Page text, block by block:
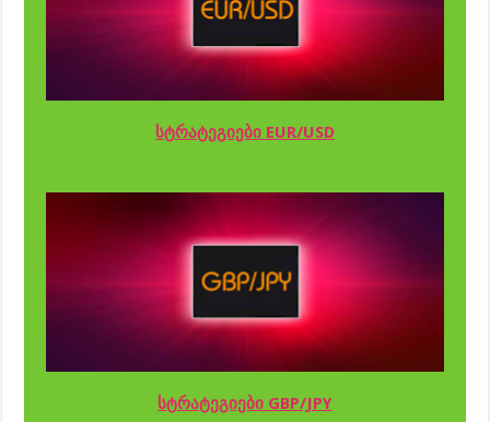
სტრატეგიები EUR/USD
სტრატეგიები GBP/JPY